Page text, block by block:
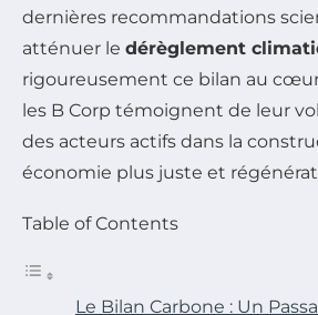
dernières recommandations
atténuer le dérèglement
rigoureusement ce bilan au
les B Corp témoignent de leur
des acteurs actifs dans la
économie plus juste et
Table of Contents
Le Bilan Carbone : Un